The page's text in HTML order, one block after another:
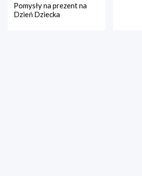
Pomysły na prezent na
Dzień Dziecka